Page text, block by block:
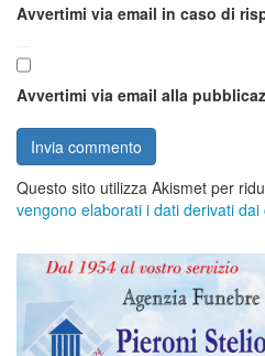
Avvertimi via email in caso di
Avvertimi via email alla
Questo sito utilizza Akismet per
vengono elaborati i dati derivati dai